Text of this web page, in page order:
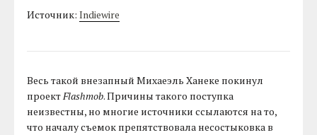
Источник:Indiewire
Весь такой внезапный Михаеэль Ханеке покинул
проект Flashmob. Причины такого поступка
неизвестны, но многие источники ссылаются на то,
что началу съемок препятствовала несостыковка в